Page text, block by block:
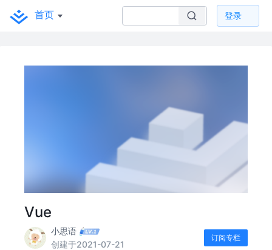
首页 登录
Vue
小思语
创建于2021-07-21
订阅专栏